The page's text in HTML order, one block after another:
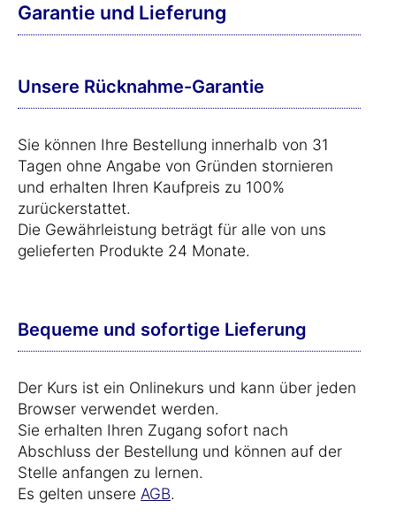
Garantie und Lieferung
Unsere Rücknahme-Garantie
Sie können Ihre Bestellung innerhalb von 31
Tagen ohne Angabe von Gründen stornieren
und erhalten Ihren Kaufpreis zu 100%
zurückerstattet.
Die Gewährleistung beträgt für alle von uns
gelieferten Produkte 24 Monate.
Bequeme und sofortige Lieferung
Der Kurs ist ein Onlinekurs und kann über jeden
Browser verwendet werden.
Sie erhalten Ihren Zugang sofort nach
Abschluss der Bestellung und können auf der
Stelle anfangen zu lernen.
Es gelten unsere AGB.